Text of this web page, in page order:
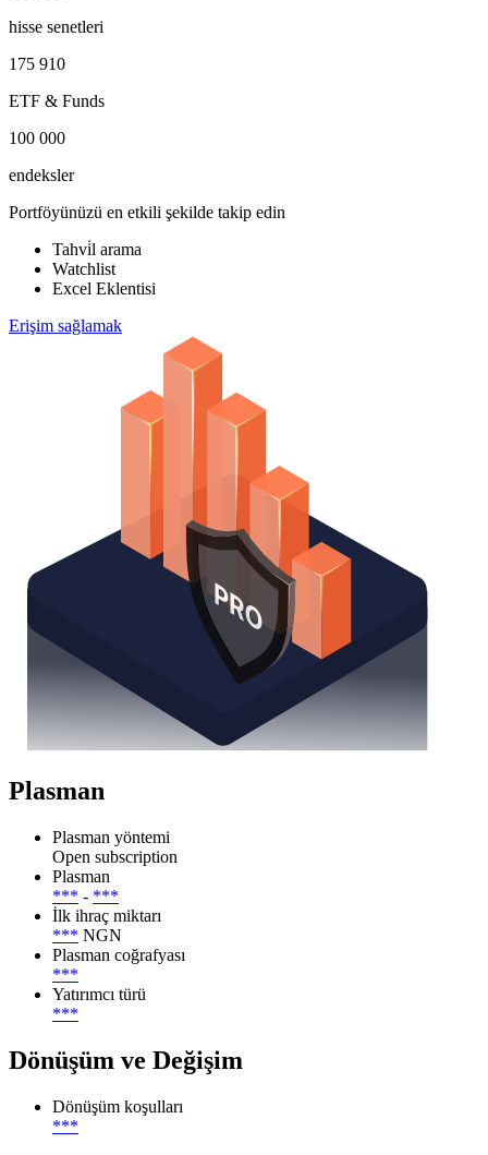
hisse senetleri
175 910
ETF & Funds
100 000
endeksler
Portföyünüzü en etkili şekilde takip edin
Tahvi̇l arama
Watchlist
Excel Eklentisi
Erişim sağlamak
Plasman
Plasman yöntemi
Open subscription
Plasman
*** - ***
İlk ihraç miktarı
*** NGN
Plasman coğrafyası
***
Yatırımcı türü
***
Dönüşüm ve Değişim
Dönüşüm koşulları
***